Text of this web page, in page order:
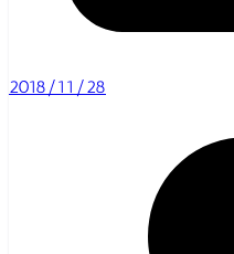
2018/11/28